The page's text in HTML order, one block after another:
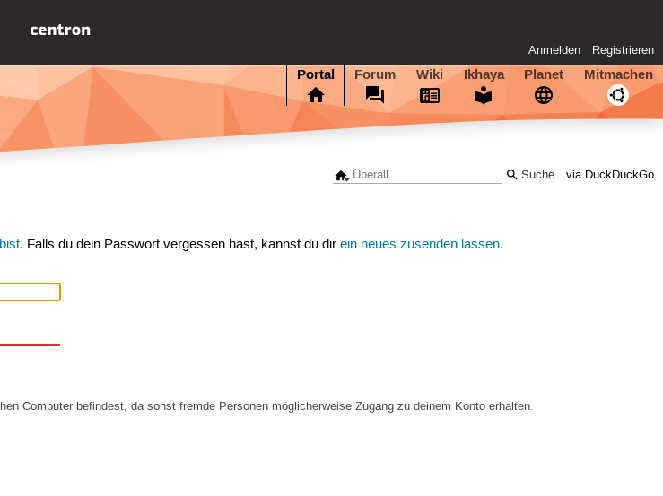
Anmelden Registrieren
Portal Forum Wiki Ikhaya Planet Mitmachen
via DuckDuckGo
. Falls du dein Passwort vergessen hast, kannst du direin neues zusenden lassen.
Computer befindest, da sonst fremde Personen möglicherweise Zugang zu deinem Konto erhalten.